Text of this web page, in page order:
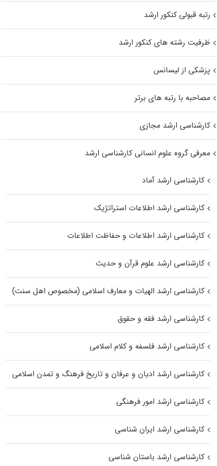
رتبه قبولی کنکور ارشد
ظرفیت رشته های کنکور ارشد
پزشکی از لیسانس
مصاحبه با رتبه های برتر
کارشناسی ارشد مجازی
معرفی گروه علوم انسانی کارشناسی ارشد
کارشناسی ارشد آماد
کارشناسی ارشد اطلاعات استراتژیک
کارشناسی ارشد اطلاعات و حفاظت اطلاعات
کارشناسی ارشد علوم قرآن و حدیث
کارشناسی ارشد الهیات و معارف اسلامی (مخصوص اهل سنت)
کارشناسی ارشد فقه و حقوق
کارشناسی ارشد فلسفه و کلام اسلامی
کارشناسی ارشد ادیان و عرفان و تاریخ فرهنگ و تمدن اسلامی
کارشناسی ارشد امور فرهنگی
کارشناسی ارشد ایران شناسی
کارشناسی ارشد باستان شناسی